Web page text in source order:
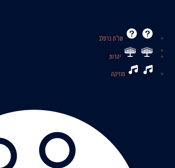
שו’’ת ברסלב
יהדות
מוזיקה